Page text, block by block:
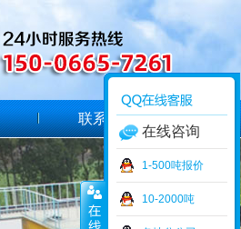
联系我们
在线咨询
1-500吨报价
10-2000吨